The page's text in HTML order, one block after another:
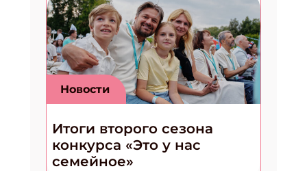
Новости
Итоги второго сезона
конкурса «Это у нас
семейное»